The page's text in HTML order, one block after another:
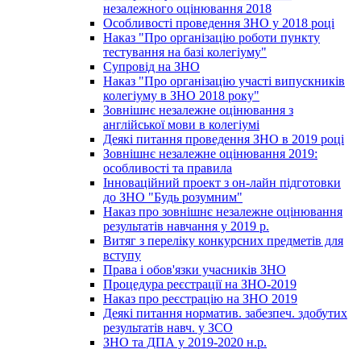
незалежного оцінювання 2018
Особливості проведення ЗНО у 2018 році
Наказ "Про організацію роботи пункту
тестування на базі колегіуму"
Супровід на ЗНО
Наказ "Про організацію участі випускників
колегіуму в ЗНО 2018 року"
Зовнішнє незалежне оцінювання з
англійської мови в колегіумі
Деякі питання проведення ЗНО в 2019 році
Зовнішнє незалежне оцінювання 2019:
особливості та правила
Інноваційний проект з он-лайн підготовки
до ЗНО "Будь розумним"
Наказ про зовнішнє незалежне оцінювання
результатів навчання у 2019 р.
Витяг з переліку конкурсних предметів для
вступу
Права і обов'язки учасників ЗНО
Процедура реєстрації на ЗНО-2019
Наказ про реєстрацію на ЗНО 2019
Деякі питання норматив. забезпеч. здобутих
результатів навч. у ЗСО
ЗНО та ДПА у 2019-2020 н.р.